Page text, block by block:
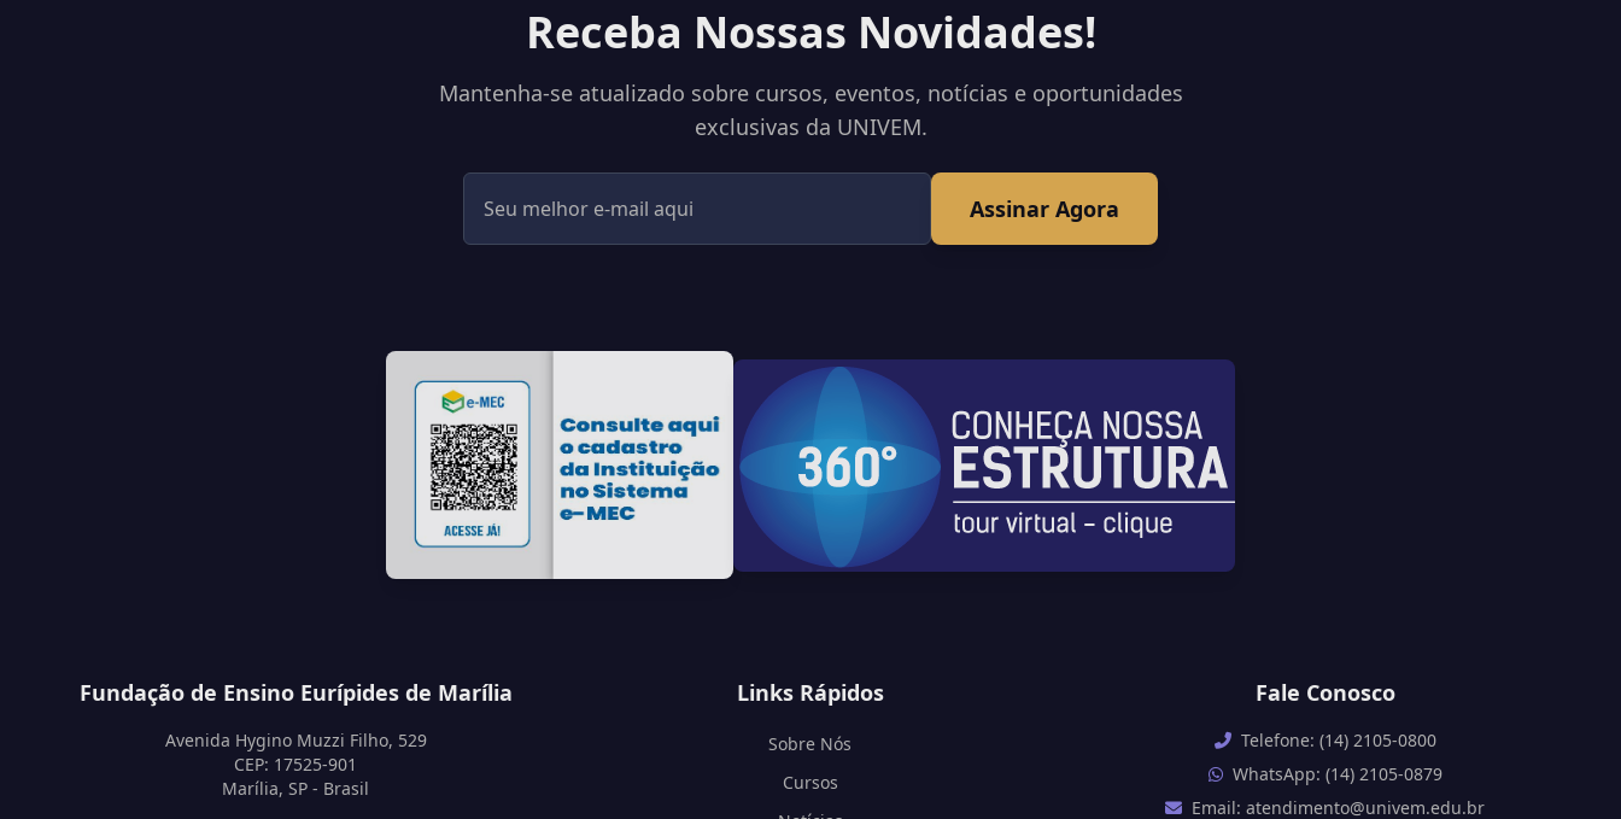
Receba Nossas Novidades!
Mantenha-se atualizado sobre cursos, eventos, notícias e oportunidades
exclusivas da UNIVEM.
Assinar Agora
Fundação de Ensino Eurípides de Marília
Avenida Hygino Muzzi Filho, 529
CEP: 17525-901
Marília, SP - Brasil
Links Rápidos
Sobre Nós
Cursos
Fale Conosco
Telefone: (14) 2105-0800
WhatsApp: (14) 2105-0879
Email: atendimento@univem.edu.br